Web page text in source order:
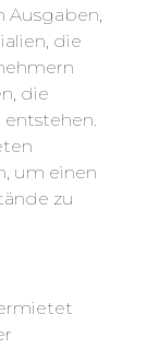
Ausgaben,
die
die
um einen
zu